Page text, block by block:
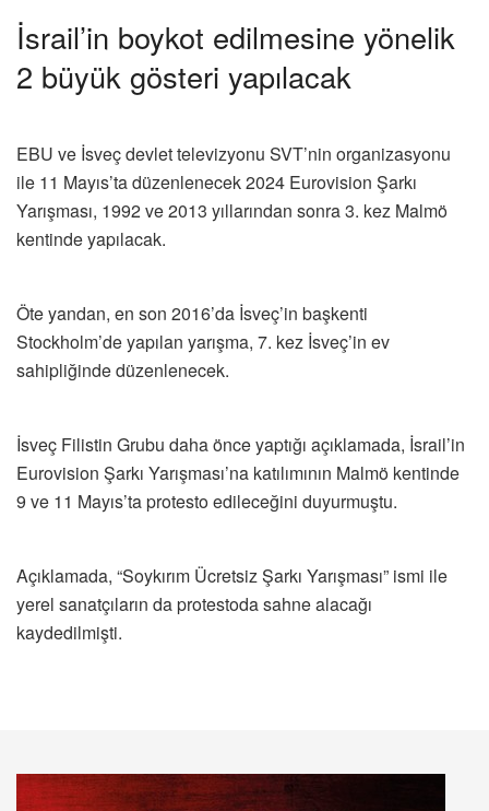
İsrail’in boykot edilmesine yönelik
2 büyük gösteri yapılacak
EBU ve İsveç devlet televizyonu SVT’nin organizasyonu
ile 11 Mayıs’ta düzenlenecek 2024 Eurovision Şarkı
Yarışması, 1992 ve 2013 yıllarından sonra 3. kez Malmö
kentinde yapılacak.
Öte yandan, en son 2016’da İsveç’in başkenti
Stockholm’de yapılan yarışma, 7. kez İsveç’in ev
sahipliğinde düzenlenecek.
İsveç Filistin Grubu daha önce yaptığı açıklamada, İsrail’in
Eurovision Şarkı Yarışması’na katılımının Malmö kentinde
9 ve 11 Mayıs’ta protesto edileceğini duyurmuştu.
Açıklamada, “Soykırım Ücretsiz Şarkı Yarışması” ismi ile
yerel sanatçıların da protestoda sahne alacağı
kaydedilmişti.